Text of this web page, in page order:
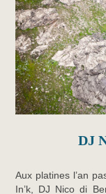
DJ
Aux platines l’an
In’k, DJ Nico di